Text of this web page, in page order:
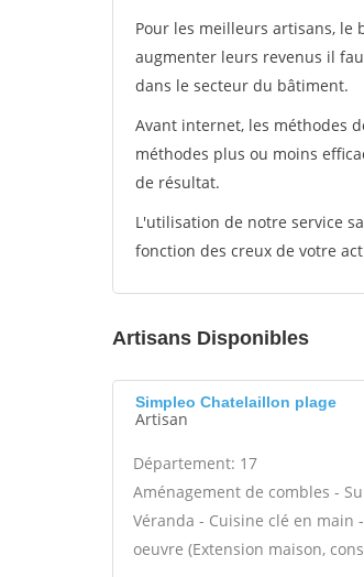
Pour les meilleurs artisans,
augmenter leurs revenus il
dans le secteur du bâtiment.
Avant internet, les méthodes
méthodes plus ou moins
de résultat.
L'utilisation de notre service
fonction des creux de votre
Artisans Disponibles
Simpleo Chatelaillon plage
Artisan
Département: 17
Aménagement de combles -
Véranda - Cuisine clé en main
oeuvre (Extension maison,